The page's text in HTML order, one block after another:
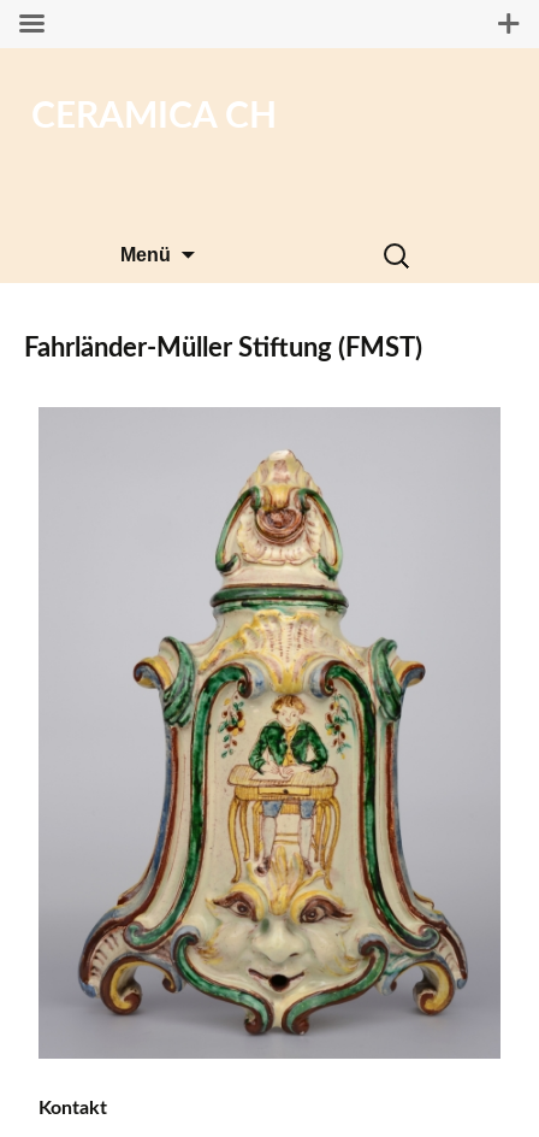
CERAMICA CH
Menü
Suchen
nach:
Fahrländer-Müller Stiftung (FMST)
Kontakt